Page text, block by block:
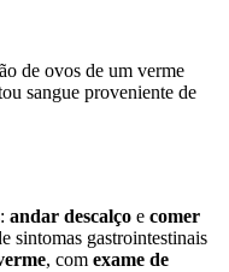
de ovos de um verme
sangue proveniente de
andar descalço e comer
sintomas gastrointestinais
, com exame de